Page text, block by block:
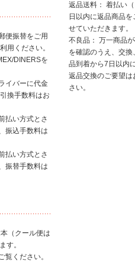
便振替をご用
用ください。
DINERSを
イバーに代金
換手数料はお
払い方式とさ
振込手数料は
払い方式とさ
振替手数料は
（クール便は
す。
覧ください。
返品送料： 着払い
日以内に返品商品
せていただきます。
不良品： 万一商品
を確認のうえ、交
品到着から7日以内
返品交換のご要望
さい。